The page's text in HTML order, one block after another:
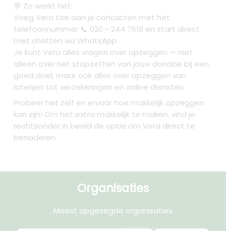
💬 Zo werkt het:
Voeg Vera toe aan je contacten met het
telefoonnummer 📞 020 - 244 7618 en start direct
met chatten via WhatsApp.
Je kunt Vera alles vragen over opzeggen — niet
alleen over het stopzetten van jouw donatie bij een
goed doel, maar ook alles over opzeggen van
loterijen tot verzekeringen en online diensten.
Probeer het zelf en ervaar hoe makkelijk opzeggen
kan zijn! Om het extra makkelijk te maken, vind je
rechtsonder in beeld de optie om Vera direct te
benaderen.
Organisaties
Meest opgezegde organisaties